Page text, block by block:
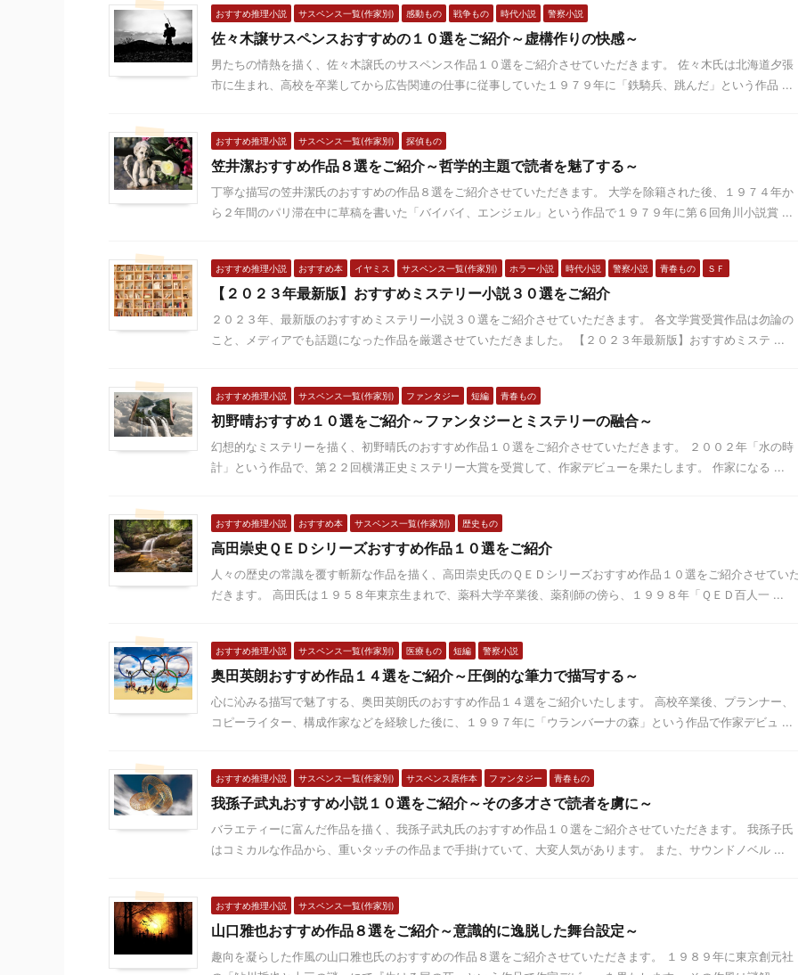
おすすめ推理小説 サスペンス一覧(作家別) 感動もの 戦争もの 時代小説 警察小説
佐々木譲サスペンスおすすめの１０選をご紹介～虚構作りの快感～
男たちの情熱を描く、佐々木譲氏のサスペンス作品１０選をご紹介させていただきます。 佐々木氏は北海道夕張
市に生まれ、高校を卒業してから広告関連の仕事に従事していた１９７９年に「鉄騎兵、跳んだ」という作品 ...
おすすめ推理小説 サスペンス一覧(作家別) 探偵もの
笠井潔おすすめ作品８選をご紹介～哲学的主題で読者を魅了する～
丁寧な描写の笠井潔氏のおすすめの作品８選をご紹介させていただきます。 大学を除籍された後、１９７４年か
ら２年間のパリ滞在中に草稿を書いた「バイバイ、エンジェル」という作品で１９７９年に第６回角川小説賞 ...
おすすめ推理小説 おすすめ本 イヤミス サスペンス一覧(作家別) ホラー小説 時代小説 警察小説 青春もの ＳＦ
【２０２３年最新版】おすすめミステリー小説３０選をご紹介
２０２３年、最新版のおすすめミステリー小説３０選をご紹介させていただきます。 各文学賞受賞作品は勿論の
こと、メディアでも話題になった作品を厳選させていただきました。 【２０２３年最新版】おすすめミステ ...
おすすめ推理小説 サスペンス一覧(作家別) ファンタジー 短編 青春もの
初野晴おすすめ１０選をご紹介～ファンタジーとミステリーの融合～
幻想的なミステリーを描く、初野晴氏のおすすめ作品１０選をご紹介させていただきます。 ２００２年「水の時
計」という作品で、第２２回横溝正史ミステリー大賞を受賞して、作家デビューを果たします。 作家になる ...
おすすめ推理小説 おすすめ本 サスペンス一覧(作家別) 歴史もの
高田崇史ＱＥＤシリーズおすすめ作品１０選をご紹介
人々の歴史の常識を覆す斬新な作品を描く、高田崇史氏のＱＥＤシリーズおすすめ作品１０選をご紹介させてい
だきます。 高田氏は１９５８年東京生まれで、薬科大学卒業後、薬剤師の傍ら、１９９８年「ＱＥＤ百人一 ...
おすすめ推理小説 サスペンス一覧(作家別) 医療もの 短編 警察小説
奥田英朗おすすめ作品１４選をご紹介～圧倒的な筆力で描写する～
心に沁みる描写で魅了する、奥田英朗氏のおすすめ作品１４選をご紹介いたします。 高校卒業後、プランナー、
コピーライター、構成作家などを経験した後に、１９９７年に「ウランバーナの森」という作品で作家デビュ ...
おすすめ推理小説 サスペンス一覧(作家別) サスペンス原作本 ファンタジー 青春もの
我孫子武丸おすすめ小説１０選をご紹介～その多才さで読者を虜に～
バラエティーに富んだ作品を描く、我孫子武丸氏のおすすめ作品１０選をご紹介させていただきます。 我孫子氏
はコミカルな作品から、重いタッチの作品まで手掛けていて、大変人気があります。 また、サウンドノベル ...
おすすめ推理小説 サスペンス一覧(作家別)
山口雅也おすすめ作品８選をご紹介～意識的に逸脱した舞台設定～
趣向を凝らした作風の山口雅也氏のおすすめの作品８選をご紹介させていただきます。 １９８９年に東京創元社